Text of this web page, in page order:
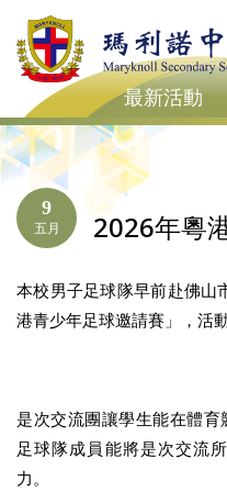
最新活動
9
五月 2026年粵
本校男子足球隊早前赴佛山
港青少年足球邀請賽」，活
是次交流團讓學生能在體育
足球隊成員能將是次交流
力。